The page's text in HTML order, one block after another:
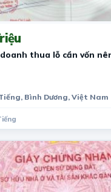
thua lỗ cần vốn
Bình Dương, Việt Nam